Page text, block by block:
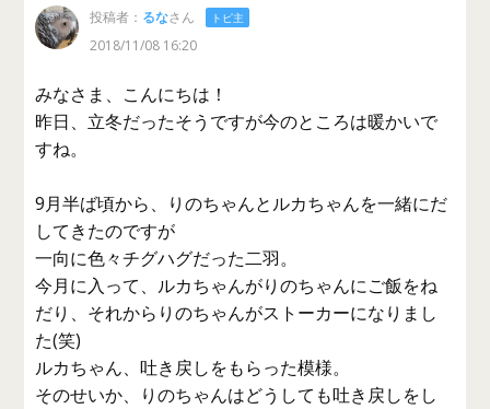
投稿者： るなさん トピ主
2018/11/08 16:20
みなさま、こんにちは！
昨日、立冬だったそうですが今のところは暖かいで
すね。
9月半ば頃から、りのちゃんとルカちゃんを一緒にだ
してきたのですが
一向に色々チグハグだった二羽。
今月に入って、ルカちゃんがりのちゃんにご飯をね
だり、それからりのちゃんがストーカーになりまし
た(笑)
ルカちゃん、吐き戻しをもらった模様。
そのせいか、りのちゃんはどうしても吐き戻しをし